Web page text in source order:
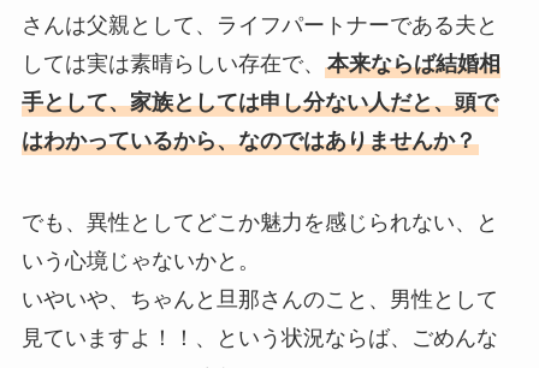
さんは父親として、ライフパートナーである夫と
しては実は素晴らしい存在で、 本来ならば結婚相
手として、家族としては申し分ない人だと、頭で
はわかっているから、なのではありませんか？
でも、異性としてどこか魅力を感じられない、と
いう心境じゃないかと。
いやいや、ちゃんと旦那さんのこと、男性として
見ていますよ！！、という状況ならば、ごめんな